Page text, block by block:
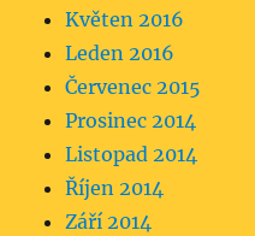
Květen 2016
Leden 2016
Červenec 2015
Prosinec 2014
Listopad 2014
Říjen 2014
Září 2014